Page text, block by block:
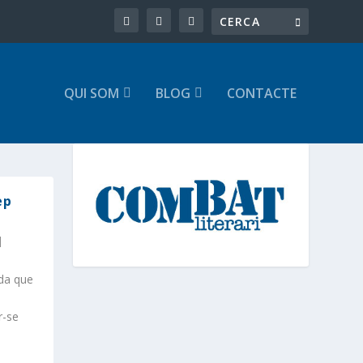
QUI SOM BLOG CONTACTE
|
que
se